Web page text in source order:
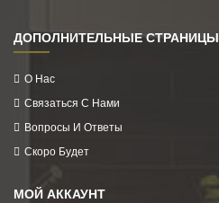
ДОПОЛНИТЕЛЬНЫЕ СТРАНИЦЫ
О Нас
Связаться С Нами
Вопросы И Ответы
Скоро Будет
МОЙ АККАУНТ